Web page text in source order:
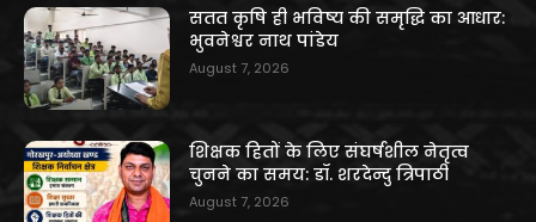
सतत कृषि ही भविष्य की समृद्धि का आधार:
भुवनेश्वर नाथ पांडेय
August 7, 2026
शिक्षक हितों के लिए संघर्षशील नेतृत्व
चुनने का समय: डॉ. शरदेन्दु त्रिपाठी
August 7, 2026